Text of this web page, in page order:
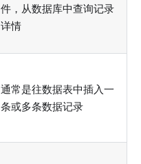
件，从数据库中查询记录
详情
通常是往数据表中插入一
条或多条数据记录